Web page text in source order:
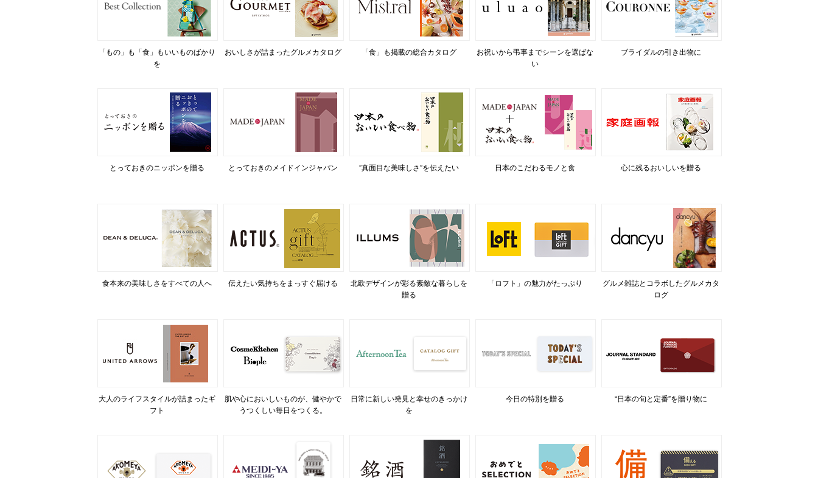
「もの」も「食」もいいものばかり
を
おいしさが詰まったグルメカタログ 「食」も掲載の総合カタログ
お祝いから弔事までシーンを選ばな
い
ブライダルの引き出物に
とっておきのニッポンを贈る とっておきのメイドインジャパン ”真面目な美味しさ”を伝えたい 日本のこだわるモノと食 心に残るおいしいを贈る
食本来の美味しさをすべての人へ 伝えたい気持ちをまっすぐ届ける
北欧デザインが彩る素敵な暮らしを
贈る
「ロフト」の魅力がたっぷり
グルメ雑誌とコラボしたグルメカタ
ログ
大人のライフスタイルが詰まったギ
フト
肌や心においしいものが、健やかで
うつくしい毎日をつくる。
日常に新しい発見と幸せのきっかけ
を
今日の特別を贈る “日本の旬と定番”を贈り物に